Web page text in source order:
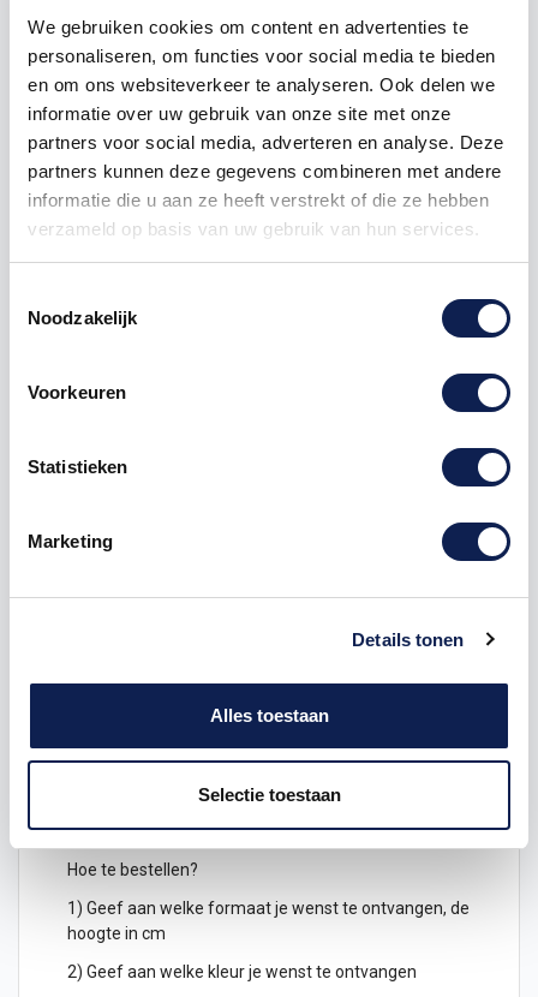
We gebruiken cookies om content en advertenties te
personaliseren, om functies voor social media te bieden
en om ons websiteverkeer te analyseren. Ook delen we
informatie over uw gebruik van onze site met onze
partners voor social media, adverteren en analyse. Deze
partners kunnen deze gegevens combineren met andere
informatie die u aan ze heeft verstrekt of die ze hebben
verzameld op basis van uw gebruik van hun services.
Noodzakelijk
Voorkeuren
Statistieken
Marketing
Details tonen
Alles toestaan
Selectie toestaan
500 € 0,30 € 100,00
1000 € 0,25 € 250,00
Te bestellen vanaf een hoogte van 1 cm tot 120 cm
Deze letters sticker kunnen zowel op een buitenkant
bestellen, deze kunnen dan geplakt worden
aan de binnenkant van een raam en zijn dan leesbaar
Hoe te bestellen?
1) Geef aan welke formaat je wenst te ontvangen, de
hoogte in cm
2) Geef aan welke kleur je wenst te ontvangen